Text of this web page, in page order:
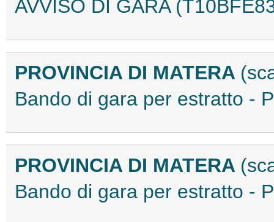
AVVISO DI GARA
PROVINCIA DI MATERA
Bando di gara per estratto -
PROVINCIA DI MATERA
Bando di gara per estratto -